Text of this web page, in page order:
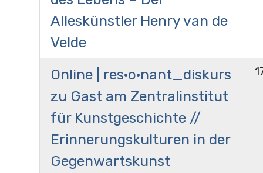
Alleskünstler Henry van de
Velde
Online | res·o·nant_diskurs
zu Gast am Zentralinstitut
für Kunstgeschichte //
Erinnerungskulturen in der
Gegenwartskunst